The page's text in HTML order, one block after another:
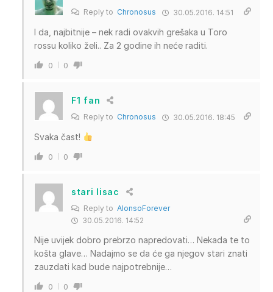
Reply to Chronosus 30.05.2016. 14:51
I da, najbitnije – nek radi ovakvih grešaka u Toro
rossu koliko želi.. Za 2 godine ih neće raditi.
0 0
F1 fan
Reply to Chronosus 30.05.2016. 18:45
Svaka čast!
0 0
stari lisac
Reply to AlonsoForever
30.05.2016. 14:52
Nije uvijek dobro prebrzo napredovati… Nekada te to
košta glave… Nadajmo se da će ga njegov stari znati
zauzdati kad bude najpotrebnije…
0 0